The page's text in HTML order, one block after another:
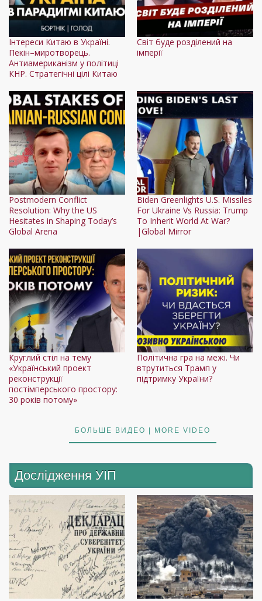
Інтереси Китаю в Україні.
Пекін–миротворець.
Антиамериканізм у політиці
КНР. Стратегічні цілі Китаю
Світ буде розділений на
імперії
Postmodern Conflict
Resolution: Why the US
Hesitates in Shaping Today’s
Global Arena
Biden Greenlights U.S. Missiles
For Ukraine Vs Russia: Trump
To Inherit World At War?
|Global Mirror
Круглий стіл на тему
«Український проект
реконструкції
постімперського простору:
30 років потому»
Політична гра на межі. Чи
втрутиться Трамп у
підтримку України?
БОЛЬШЕ ВИДЕО | MORE VIDEO
Дослідження УІП